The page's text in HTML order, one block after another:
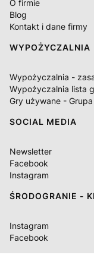
O firmie
Blog
Kontakt i dane firmy
WYPOŻYCZALNIA
Wypożyczalnia -
Wypożyczalnia lista
Gry używane -
SOCIAL MEDIA
Newsletter
Facebook
Instagram
ŚRODOGRANIE -
Instagram
Facebook